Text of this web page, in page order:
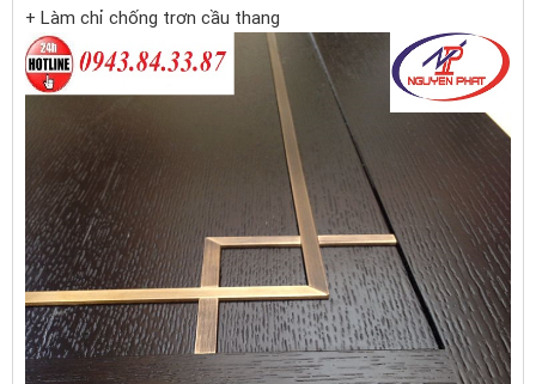
+ Làm chỉ chống trơn cầu thang